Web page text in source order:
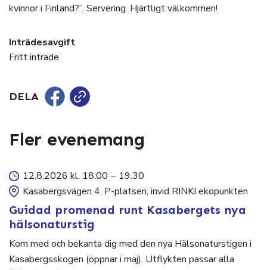
kvinnor i Finland?”. Servering. Hjärtligt välkommen!
Inträdesavgift
Fritt inträde
DELA
Fler evenemang
12.8.2026 kl. 18.00 – 19.30
Kasabergsvägen 4. P-platsen, invid RINKI ekopunkten
Guidad promenad runt Kasabergets nya
hälsonaturstig
Kom med och bekanta dig med den nya Hälsonaturstigen i
Kasabergsskogen (öppnar i maj). Utflykten passar alla